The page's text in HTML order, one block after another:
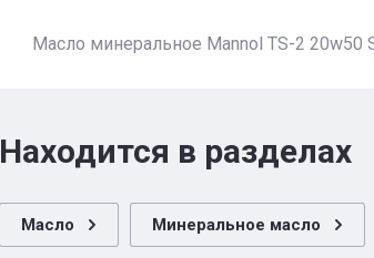
Масло минеральное Mannol TS-2 20w50
Находится в разделах
Масло Минеральное масло